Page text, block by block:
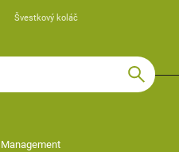
Švestkový koláč
Management